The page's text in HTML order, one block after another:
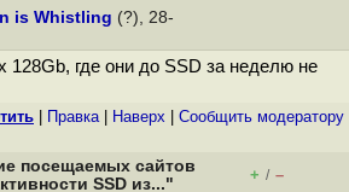
is Whistling (?), 28-
128Gb, где они до SSD за неделю не
Правка| Наверх Cообщить модератору
посещаемых сайтов
SSD из..."
+ / –